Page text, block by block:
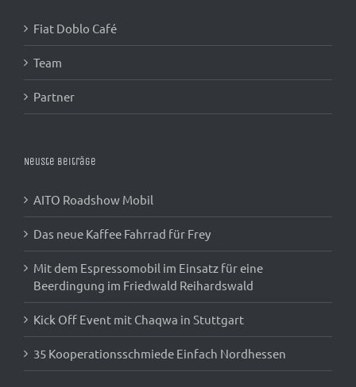
Fiat Doblo Café
Team
Partner
Neuste Beiträge
AITO Roadshow Mobil
Das neue Kaffee Fahrrad für Frey
Mit dem Espressomobil im Einsatz für eine
Beerdingung im Friedwald Reihardswald
Kick Off Event mit Chaqwa in Stuttgart
35 Kooperationsschmiede Einfach Nordhessen